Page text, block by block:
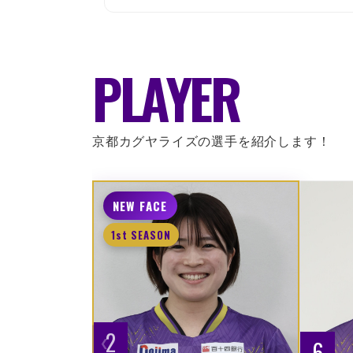
PLAYER
京都カグヤライズの選手を紹介します！
NEW FACE
1st SEASON
2
❮